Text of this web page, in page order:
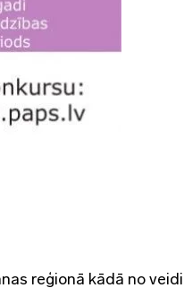
reģionā kādā no